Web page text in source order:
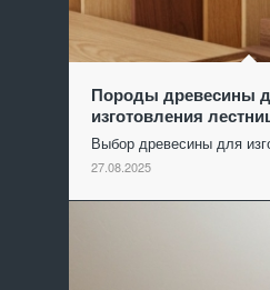
Породы древесины
изготовления
Выбор древесины для
27.08.2025